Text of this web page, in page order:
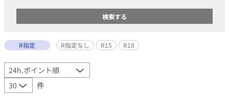
R指定 R指定なし R15 R18
件